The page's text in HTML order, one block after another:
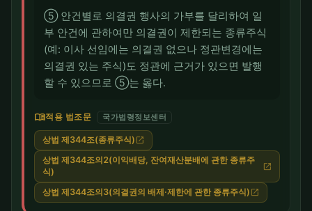
⑤ 안건별로 의결권 행사의 가부를 달리하여 일
부 안건에 관하여만 의결권이 제한되는 종류주식
(예: 이사 선임에는 의결권 없으나 정관변경에는
의결권 있는 주식)도 정관에 근거가 있으면 발행
할 수 있으므로 ⑤는 옳다.
menu_book적용 법조문 국가법령정보센터
상법 제344조(종류주식) open_in_new
상법 제344조의2(이익배당, 잔여재산분배에 관한 종류주
식)
open_in_new
상법 제344조의3(의결권의 배제·제한에 관한 종류주식) open_in_new